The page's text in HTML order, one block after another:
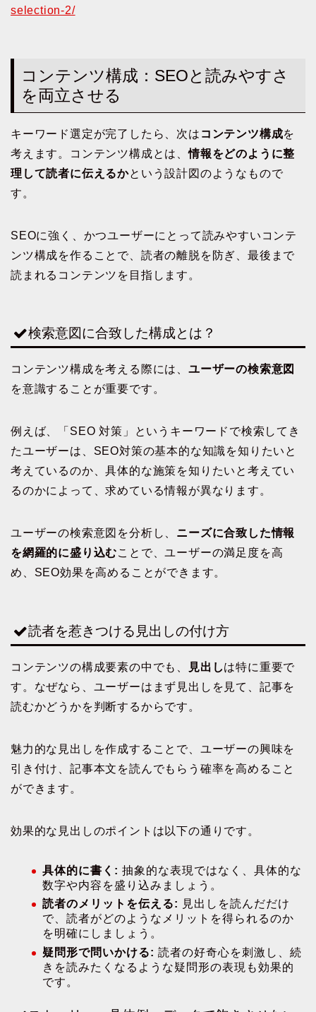
selection-2/
コンテンツ構成：SEOと読みやすさ
を両立させる
キーワード選定が完了したら、次は コンテンツ構成を
考えます。コンテンツ構成とは、情報をどのように整
理して読者に伝えるかという設計図のようなもので
す。
SEOに強く、かつユーザーにとって読みやすいコンテ
ンツ構成を作ることで、読者の離脱を防ぎ、最後まで
読まれるコンテンツを目指します。
検索意図に合致した構成とは？
コンテンツ構成を考える際には、 ユーザーの検索意図
を意識することが重要です。
例えば、「SEO 対策」というキーワードで検索してき
たユーザーは、SEO対策の基本的な知識を知りたいと
考えているのか、具体的な施策を知りたいと考えてい
るのかによって、求めている情報が異なります。
ユーザーの検索意図を分析し、 ニーズに合致した情報
を網羅的に盛り込むことで、ユーザーの満足度を高
め、SEO効果を高めることができます。
読者を惹きつける見出しの付け方
コンテンツの構成要素の中でも、 見出しは特に重要で
す。なぜなら、ユーザーはまず見出しを見て、記事を
読むかどうかを判断するからです。
魅力的な見出しを作成することで、ユーザーの興味を
引き付け、記事本文を読んでもらう確率を高めること
ができます。
効果的な見出しのポイントは以下の通りです。
具体的に書く: 抽象的な表現ではなく、具体的な
数字や内容を盛り込みましょう。
読者のメリットを伝える: 見出しを読んだだけ
で、読者がどのようなメリットを得られるのか
を明確にしましょう。
疑問形で問いかける: 読者の好奇心を刺激し、続
きを読みたくなるような疑問形の表現も効果的
です。